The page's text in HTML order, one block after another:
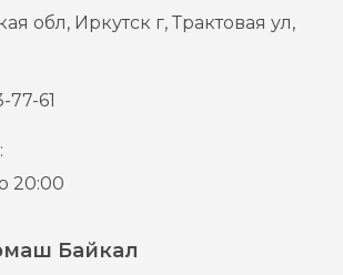
обл, Иркутск г,Трактовая ул,
77-61
20:00
Байкал